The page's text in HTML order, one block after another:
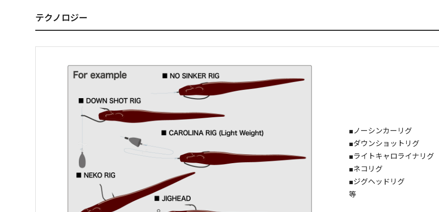
テクノロジー
■ノーシンカーリグ
■ダウンショットリグ
■ライトキャロライナリグ
■ネコリグ
■ジグヘッドリグ
等